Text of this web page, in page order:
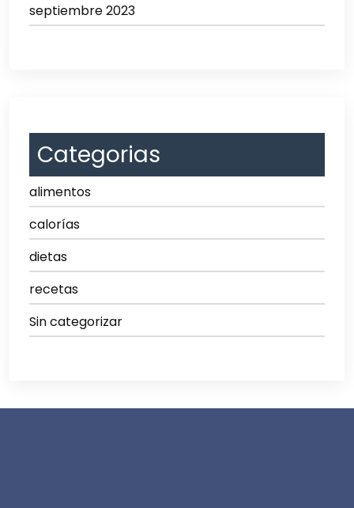
septiembre 2023
Categorias
alimentos
calorías
dietas
recetas
Sin categorizar